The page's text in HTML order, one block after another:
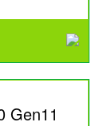
Gen11